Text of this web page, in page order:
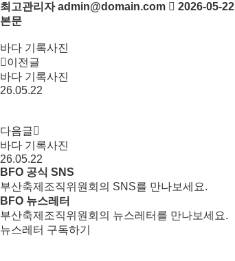
최고관리자 admin@domain.com
2026-05-22
본문
바다 기록사진
이전글
바다 기록사진
26.05.22
다음글
바다 기록사진
26.05.22
BFO 공식 SNS
부산축제조직위원회의 SNS를 만나보세요.
BFO 뉴스레터
부산축제조직위원회의 뉴스레터를 만나보세요.
뉴스레터 구독하기